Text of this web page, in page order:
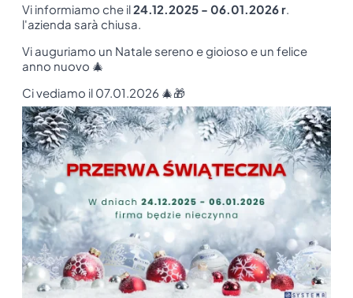
Vi informiamo che il24.12.2025 - 06.01.2026 r
l'azienda sarà chiusa.
Vi auguriamo un Natale sereno e gioioso e un felice
anno nuovo 🎄
Ci vediamo il 07.01.2026 🎄🎁